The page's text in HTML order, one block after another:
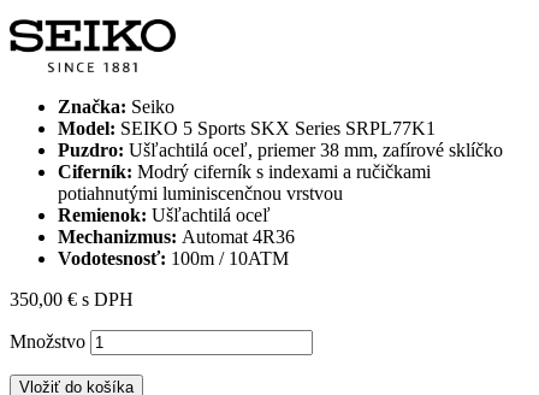
Značka: Seiko
Model: SEIKO 5 Sports SKX Series SRPL77K1
Puzdro: Ušľachtilá oceľ, priemer 38 mm, zafírové sklíčko
Ciferník: Modrý ciferník s indexami a ručičkami
potiahnutými luminiscenčnou vrstvou
Remienok: Ušľachtilá oceľ
Mechanizmus: Automat 4R36
Vodotesnosť: 100m / 10ATM
350,00 € s DPH
Množstvo
Vložiť do košíka